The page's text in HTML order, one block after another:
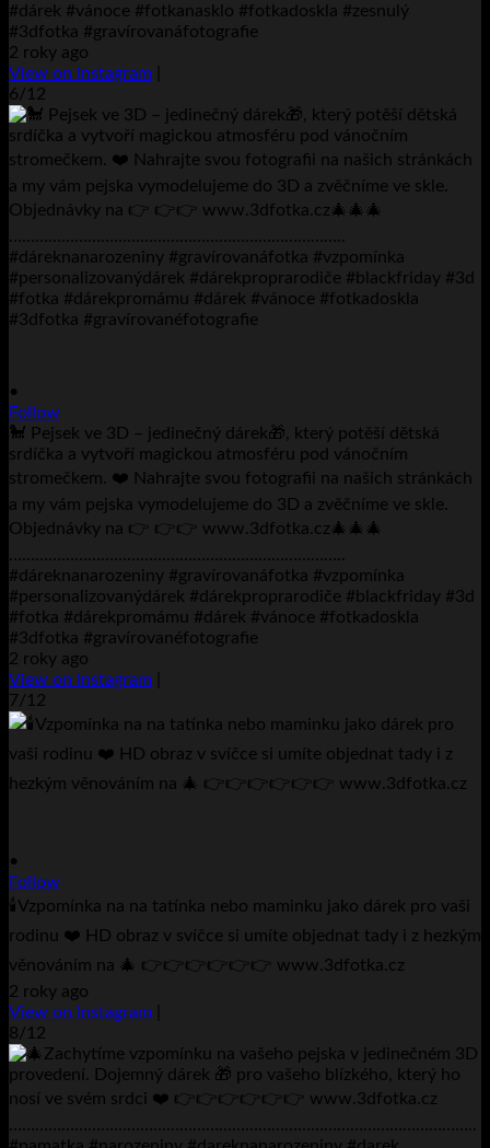
#dárek #vánoce #fotkanasklo #fotkadoskla #zesnulý
#3dfotka #gravírovanáfotografie
2 roky ago
View on Instagram
6/12
•
Follow
🐩 Pejsek ve 3D – jedinečný dárek🎁, který potěší dětská
srdíčka a vytvoří magickou atmosféru pod vánočním
stromečkem. ❤️ Nahrajte svou fotografii na našich stránkách
a my vám pejska vymodelujeme do 3D a zvěčníme ve skle.
Objednávky na 👉 👉👉 www.3dfotka.cz🎄🎄🎄
…………………………………………………………………..
#dáreknanarozeniny #gravírovanáfotka #vzpomínka
#personalizovanýdárek #dárekproprarodiče #blackfriday #3d
#fotka #dárekpromámu #dárek #vánoce #fotkadoskla
#3dfotka #gravírovanéfotografie
2 roky ago
View on Instagram
7/12
•
Follow
🕯️Vzpomínka na na tatínka nebo maminku jako dárek pro vaši
rodinu ❤️ HD obraz v svíčce si umíte objednat tady i z hezkým
věnováním na 🎄 👉👉👉👉👉👉 www.3dfotka.cz
2 roky ago
View on Instagram
8/12